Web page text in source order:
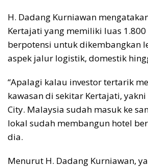
H. Dadang Kurniawan
Kertajati yang memiliki luas
berpotensi untuk dikembangkan
aspek jalur logistik, domestik
“Apalagi kalau investor tertarik
kawasan di sekitar Kertajati,
City. Malaysia sudah masuk ke
lokal sudah membangun hotel
dia.
Menurut H. Dadang Kurniawan,